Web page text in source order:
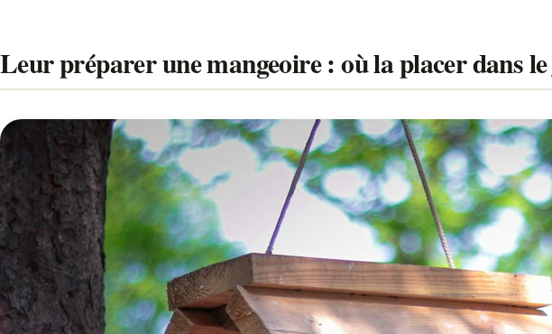
Leur préparer une mangeoire : où la placer dans